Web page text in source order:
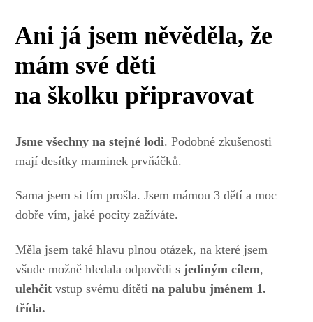
Ani já jsem něvěděla, že
mám své děti
na školku připravovat
Jsme všechny na stejné lodi. Podobné zkušenosti
mají desítky maminek prvňáčků.
Sama jsem si tím prošla. Jsem mámou 3 dětí a moc
dobře vím, jaké pocity zažíváte.
Měla jsem také hlavu plnou otázek, na které jsem
všude možně hledala odpovědi s jediným cílem,
ulehčit vstup svému dítětina palubu jménem 1.
třída.